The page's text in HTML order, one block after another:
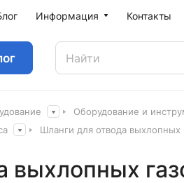
Информация Контакты
Оборудование и
Шланги для отвода выхлопных
выхлопных